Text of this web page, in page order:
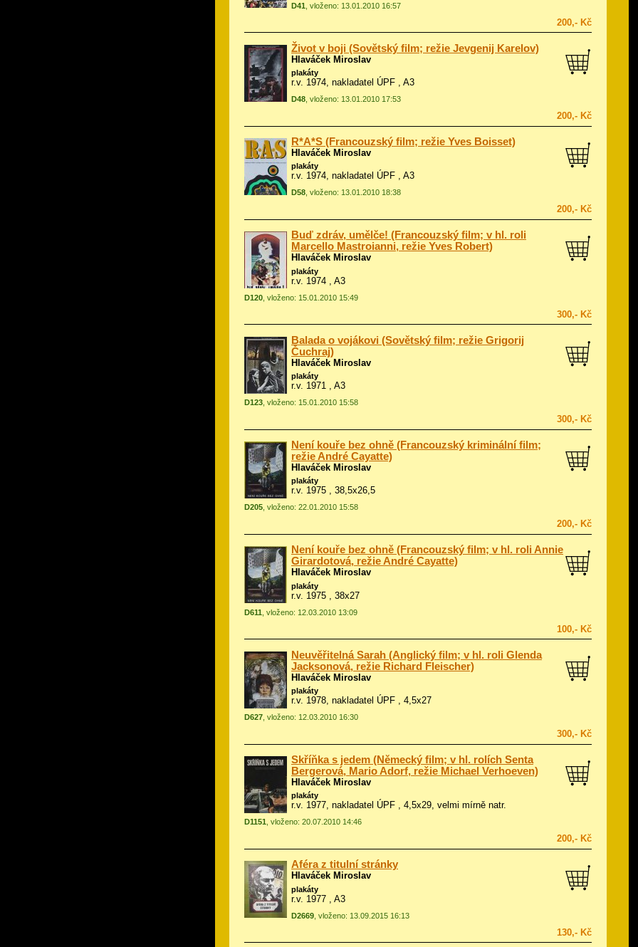
D41 , vloženo: 13.01.2010 16:57
200,- Kč
Život v boji (Sovětský film; režie Jevgenij Karelov)
Hlaváček Miroslav
plakáty
r.v. 1974, nakladatel ÚPF , A3
D48 , vloženo: 13.01.2010 17:53
200,- Kč
R*A*S (Francouzský film; režie Yves Boisset)
Hlaváček Miroslav
plakáty
r.v. 1974, nakladatel ÚPF , A3
D58, vloženo: 13.01.2010 18:38
200,- Kč
Buď zdráv, umělče! (Francouzský film; v hl. roli
Marcello Mastroianni, režie Yves Robert)
Hlaváček Miroslav
plakáty
r.v. 1974 , A3
D120 , vloženo: 15.01.2010 15:49
300,- Kč
Balada o vojákovi (Sovětský film; režie Grigorij
Čuchraj)
Hlaváček Miroslav
plakáty
r.v. 1971 , A3
D123 , vloženo: 15.01.2010 15:58
300,- Kč
Není kouře bez ohně (Francouzský kriminální film;
režie André Cayatte)
Hlaváček Miroslav
plakáty
r.v. 1975 , 38,5x26,5
D205 , vloženo: 22.01.2010 15:58
200,- Kč
Není kouře bez ohně (Francouzský film; v hl. roli Annie
Girardotová, režie André Cayatte)
Hlaváček Miroslav
plakáty
r.v. 1975 , 38x27
D611 , vloženo: 12.03.2010 13:09
100,- Kč
Neuvěřitelná Sarah (Anglický film; v hl. roli Glenda
Jacksonová, režie Richard Fleischer)
Hlaváček Miroslav
plakáty
r.v. 1978, nakladatel ÚPF , 4,5x27
D627 , vloženo: 12.03.2010 16:30
300,- Kč
Skříňka s jedem (Německý film; v hl. rolích Senta
Bergerová, Mario Adorf, režie Michael Verhoeven)
Hlaváček Miroslav
plakáty
r.v. 1977, nakladatel ÚPF , 4,5x29, velmi mírně natr.
D1151 , vloženo: 20.07.2010 14:46
200,- Kč
Aféra z titulní stránky
Hlaváček Miroslav
plakáty
r.v. 1977 , A3
D2669 , vloženo: 13.09.2015 16:13
130,- Kč